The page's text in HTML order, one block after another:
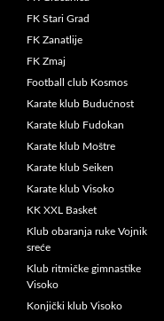
FK Stari Grad
FK Zanatlije
FK Zmaj
Football club Kosmos
Karate klub Budućnost
Karate klub Fudokan
Karate klub Moštre
Karate klub Seiken
Karate klub Visoko
KK XXL Basket
Klub obaranja ruke Vojnik
sreće
Klub ritmičke gimnastike
Visoko
Konjički klub Visoko